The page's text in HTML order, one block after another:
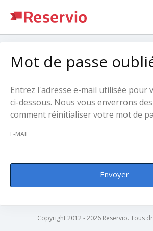
Mot de passe
Entrez l'adresse e-mail utilisée pour
ci-dessous. Nous vous enverrons
comment réinitialiser votre mot de
E-MAIL
Envoyer
Copyright 2012 - 2026 Reservio. Tous